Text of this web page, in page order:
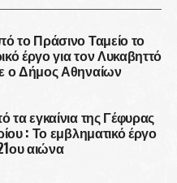
το Πράσινο Ταμείο το
έργο για τον Λυκαβηττό
ο Δήμος Αθηναίων
τα εγκαίνια της Γέφυρας
: Το εμβληματικό έργο
αιώνα